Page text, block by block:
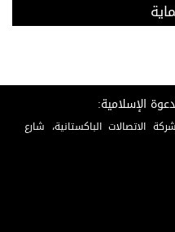
الإسلامية:
الاتصالات الباكستانية، شارع